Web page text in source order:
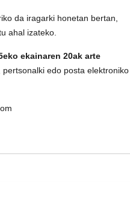
da iragarki honetan bertan,
ahal izateko.
ekainaren 20ak arte
pertsonalki edo posta elektroniko